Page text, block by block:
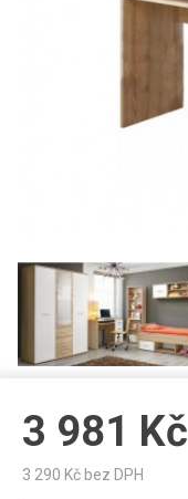
3 981 Kč
3 290 Kč bez DPH